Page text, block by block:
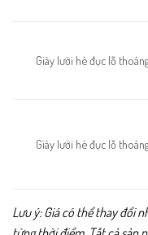
Giày lười hè đục lỗ
Giày lười hè đục lỗ
Lưu ý: Giá có thể thay đổi